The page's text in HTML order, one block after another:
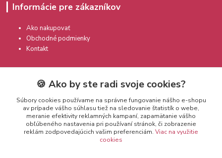
Informácie pre zákazníkov
Ako nakupovať
Obchodné podmienky
Kontakt
Kontakty
🍪 Ako by ste radi svoje cookies?
Súbory cookies používame na správne fungovanie nášho e-shopu
av prípade vášho súhlasu tiež na sledovanie štatistík o webe,
meranie efektivity reklamných kampaní, zapamätanie vášho
obľúbeného nastavenia pri používaní stránok, či zobrazenie
reklám zodpovedajúcich vašim preferenciám. Viac na využitie
cookies